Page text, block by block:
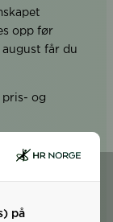
på
opp før
august får du
og
i løpet